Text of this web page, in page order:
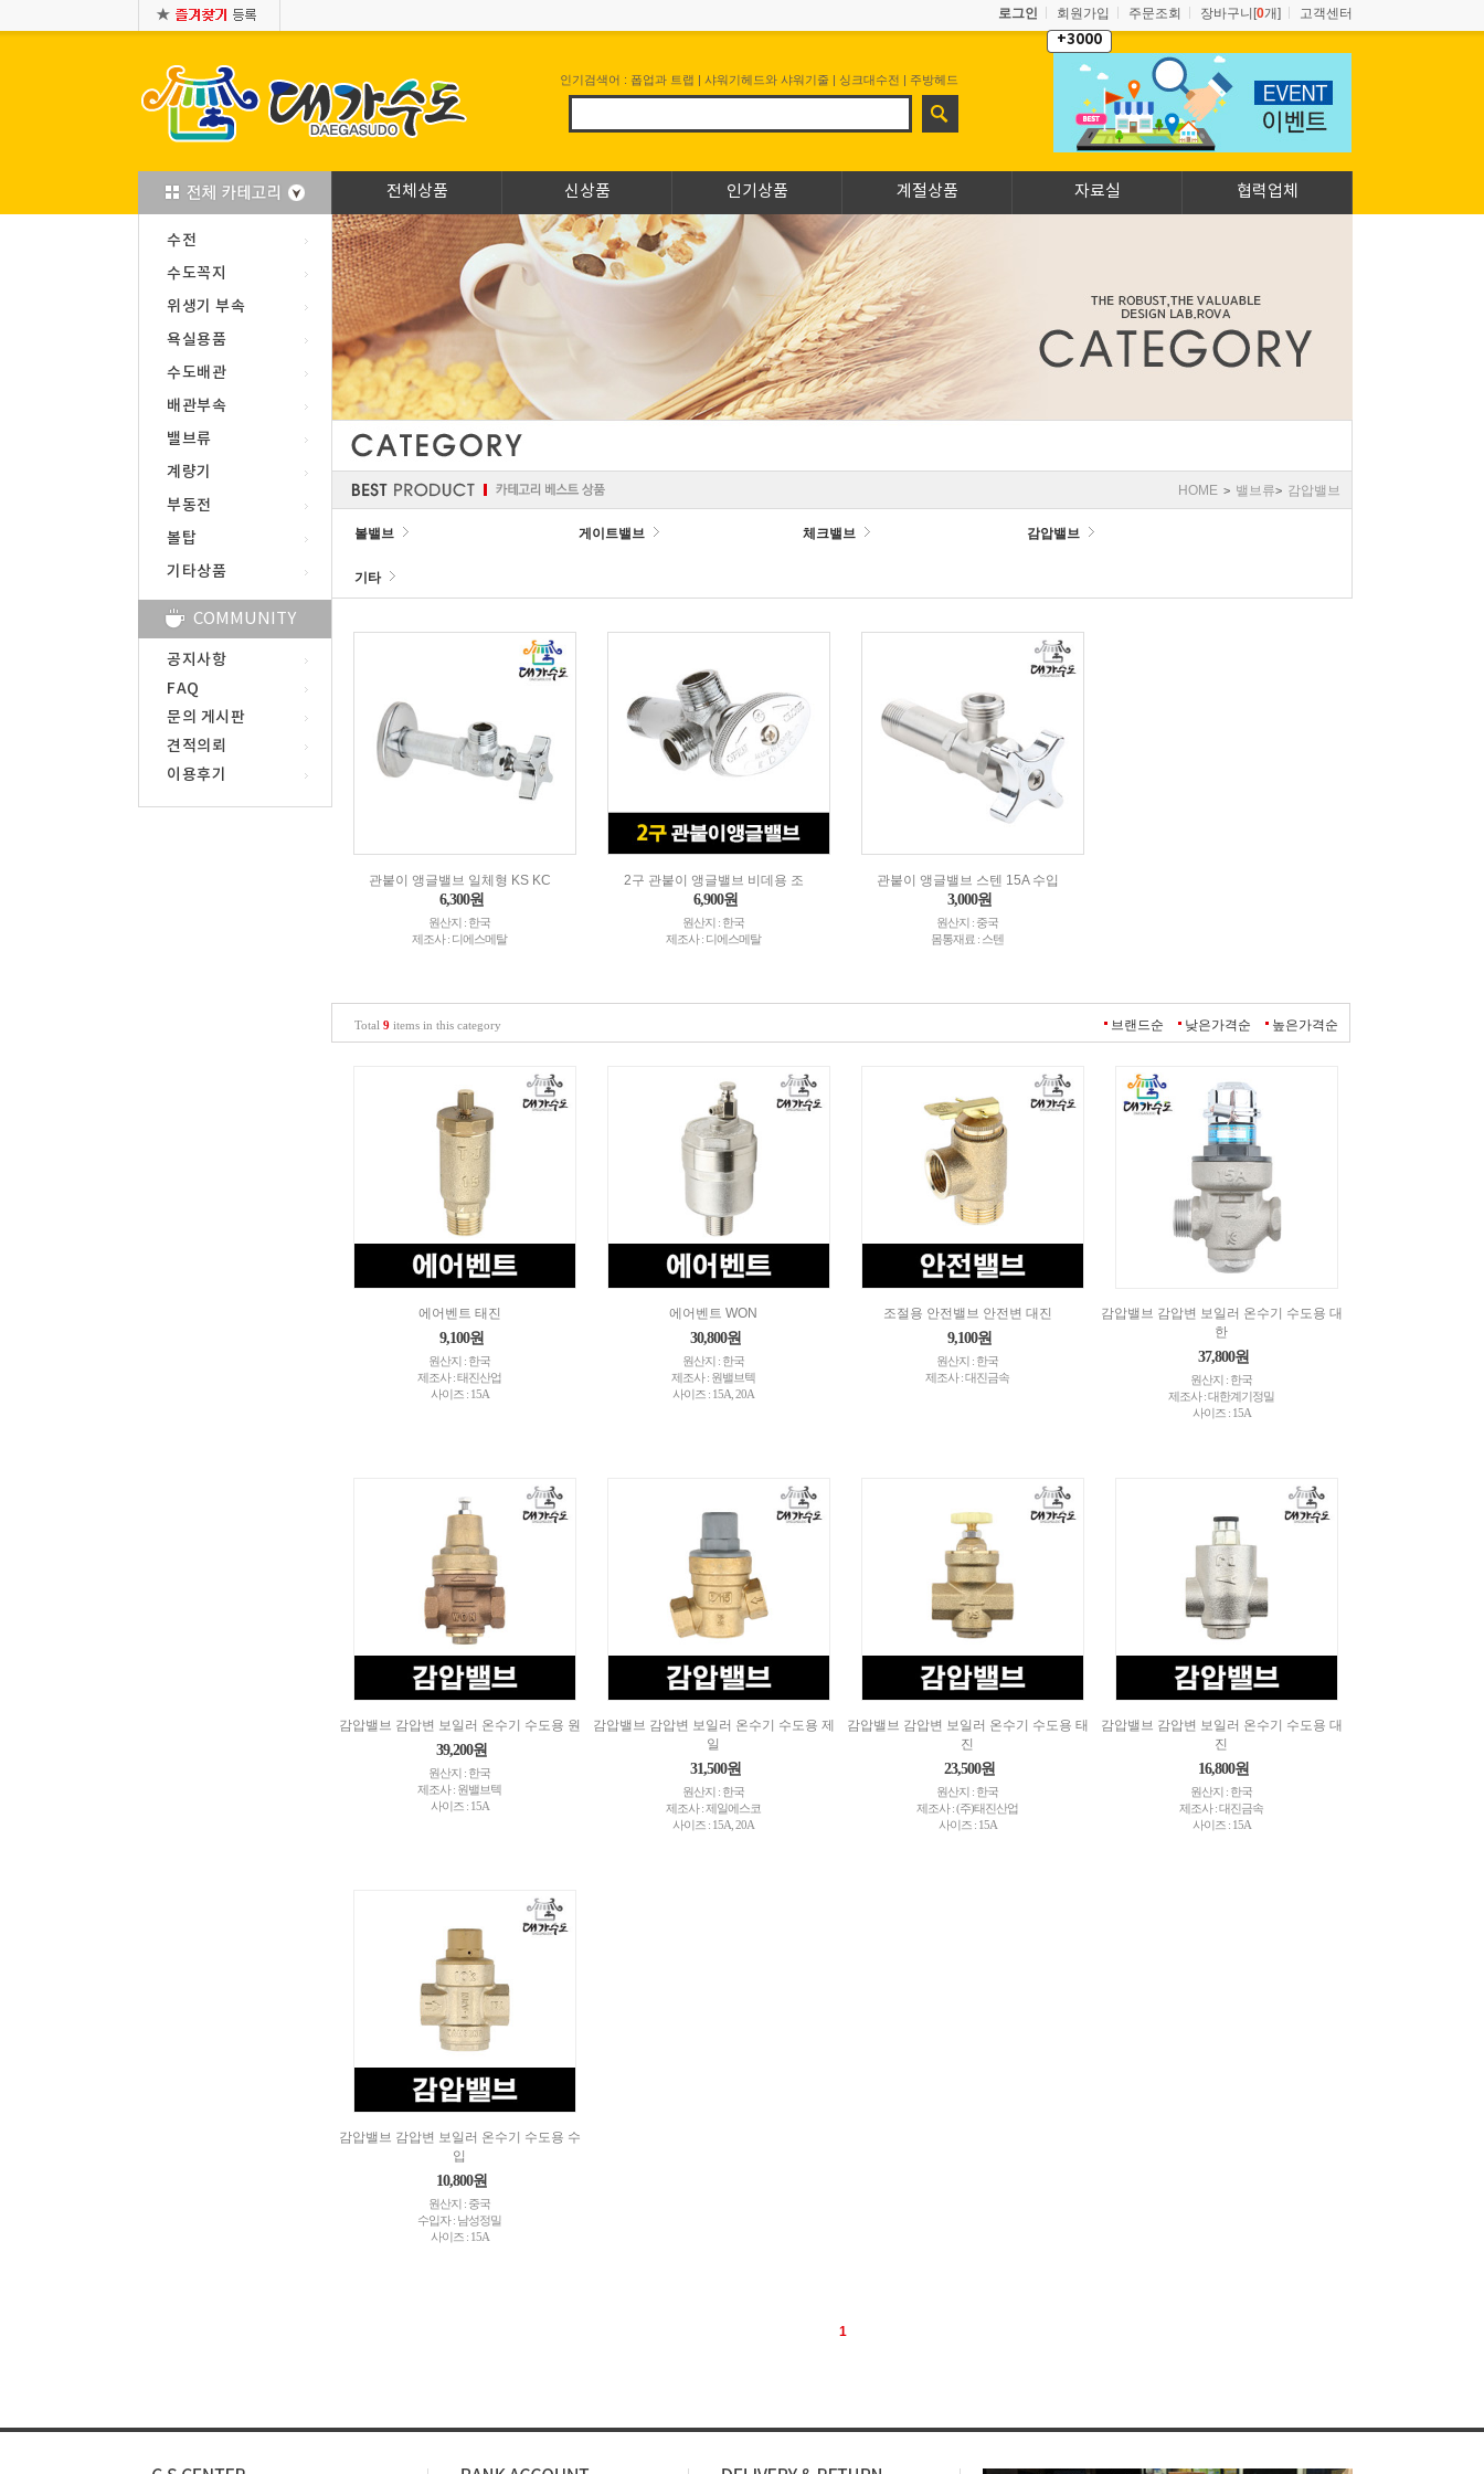
+3000
로그인 회원가입 주문조회 장바구니[0개] 고객센터
인기검색어 : 폽업과 트랩 | 샤워기헤드와 샤워기줄 | 싱크대수전 | 주방헤드
전체상품 신상품 인기상품 계절상품 자료실 협력업체
수전
수도꼭지
위생기 부속
욕실용품
수도배관
배관부속
밸브류
계량기
부동전
볼탑
기타상품
COMMUNITY
공지사항
FAQ
문의 게시판
견적의뢰
이용후기
HOME > 밸브류> 감압밸브
볼밸브 게이트밸브 체크밸브 감압밸브
기타
관붙이 앵글밸브 일체형 KS KC
6,300원
원산지 : 한국
제조사 : 디에스메탈
2구 관붙이 앵글밸브 비데용 조
6,900원
원산지 : 한국
제조사 : 디에스메탈
관붙이 앵글밸브 스텐 15A 수입
3,000원
원산지 : 중국
몸통재료 : 스텐
Total 9 items in this category 브랜드순 낮은가격순 높은가격순
에어벤트 태진
9,100원
원산지 : 한국
제조사 : 태진산업
사이즈 : 15A
에어벤트 WON
30,800원
원산지 : 한국
제조사 : 원밸브텍
사이즈 : 15A, 20A
조절용 안전밸브 안전변 대진
9,100원
원산지 : 한국
제조사 : 대진금속
감압밸브 감압변 보일러 온수기 수도용 대
한
37,800원
원산지 : 한국
제조사 : 대한계기정밀
사이즈 : 15A
감압밸브 감압변 보일러 온수기 수도용 원
39,200원
원산지 : 한국
제조사 : 원밸브텍
사이즈 : 15A
감압밸브 감압변 보일러 온수기 수도용 제
일
31,500원
원산지 : 한국
제조사 : 제일에스코
사이즈 : 15A, 20A
감압밸브 감압변 보일러 온수기 수도용 태
진
23,500원
원산지 : 한국
제조사 : (주)태진산업
사이즈 : 15A
감압밸브 감압변 보일러 온수기 수도용 대
진
16,800원
원산지 : 한국
제조사 : 대진금속
사이즈 : 15A
감압밸브 감압변 보일러 온수기 수도용 수
입
10,800원
원산지 : 중국
수입자 : 남성정밀
사이즈 : 15A
1